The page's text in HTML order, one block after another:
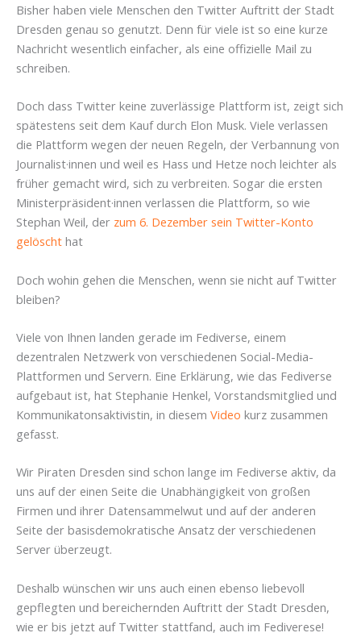
Bisher haben viele Menschen den Twitter Auftritt der Stadt
Dresden genau so genutzt. Denn für viele ist so eine kurze
Nachricht wesentlich einfacher, als eine offizielle Mail zu
schreiben.
Doch dass Twitter keine zuverlässige Plattform ist, zeigt sich
spätestens seit dem Kauf durch Elon Musk. Viele verlassen
die Plattform wegen der neuen Regeln, der Verbannung von
Journalist·innen und weil es Hass und Hetze noch leichter als
früher gemacht wird, sich zu verbreiten. Sogar die ersten
Ministerpräsident·innen verlassen die Plattform, so wie
Stephan Weil, der zum 6. Dezember sein Twitter-Konto
gelöscht hat
Doch wohin gehen die Menschen, wenn sie nicht auf Twitter
bleiben?
Viele von Ihnen landen gerade im Fediverse, einem
dezentralen Netzwerk von verschiedenen Social-Media-
Plattformen und Servern. Eine Erklärung, wie das Fediverse
aufgebaut ist, hat Stephanie Henkel, Vorstandsmitglied und
Kommunikatonsaktivistin, in diesem Video kurz zusammen
gefasst.
Wir Piraten Dresden sind schon lange im Fediverse aktiv, da
uns auf der einen Seite die Unabhängigkeit von großen
Firmen und ihrer Datensammelwut und auf der anderen
Seite der basisdemokratische Ansatz der verschiedenen
Server überzeugt.
Deshalb wünschen wir uns auch einen ebenso liebevoll
gepflegten und bereichernden Auftritt der Stadt Dresden,
wie er bis jetzt auf Twitter stattfand, auch im Fediverese!